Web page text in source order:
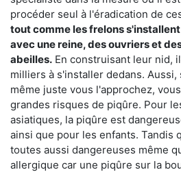
procéder seul à l'éradication de
tout comme les frelons
avec une reine, des ouvriers et
abeilles. En construisant leur nid,
milliers à s'installer dedans.
même juste vous l'approchez,
grandes risques de piqûre. Pour
asiatiques, la piqûre est
ainsi que pour les enfants. Tandis
toutes aussi dangereuses même
allergique car une piqûre sur la